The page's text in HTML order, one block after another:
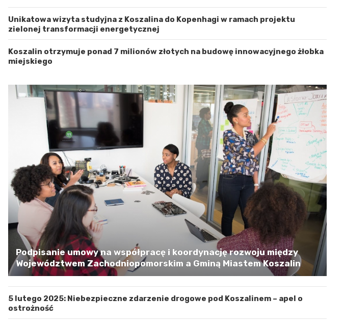
Unikatowa wizyta studyjna z Koszalina do Kopenhagi w ramach projektu
zielonej transformacji energetycznej
Koszalin otrzymuje ponad 7 milionów złotych na budowę innowacyjnego żłobka
miejskiego
Podpisanie umowy na współpracę i koordynację rozwoju między
Województwem Zachodniopomorskim a Gminą Miastem Koszalin
5 lutego 2025: Niebezpieczne zdarzenie drogowe pod Koszalinem – apel o
ostrożność